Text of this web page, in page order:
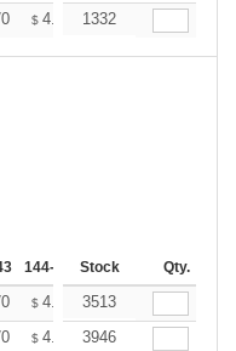
$ 4.62 $4.58
1332
144-287 288 + More
Stock Qty.
$ 4.62 $4.58
3513
$ 4.62 $4.58
3946